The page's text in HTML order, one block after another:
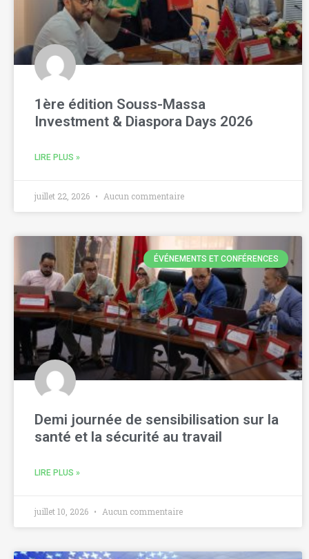
1ère édition Souss-Massa
Investment & Diaspora Days 2026
LIRE PLUS »
juillet 22, 2026 Aucun commentaire
ÉVÉNEMENTS ET CONFÉRENCES
Demi journée de sensibilisation sur la
santé et la sécurité au travail
LIRE PLUS »
juillet 10, 2026 Aucun commentaire